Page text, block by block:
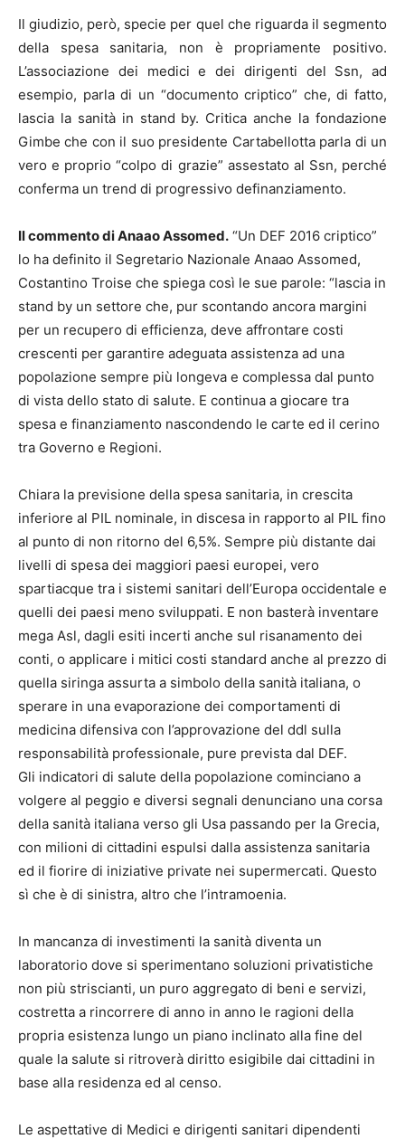
Il giudizio, però, specie per quel che riguarda il segmento
della spesa sanitaria, non è propriamente positivo.
L’associazione dei medici e dei dirigenti del Ssn, ad
esempio, parla di un “documento criptico” che, di fatto,
lascia la sanità in stand by. Critica anche la fondazione
Gimbe che con il suo presidente Cartabellotta parla di un
vero e proprio “colpo di grazie” assestato al Ssn, perché
conferma un trend di progressivo definanziamento.
Il commento di Anaao Assomed. “Un DEF 2016 criptico”
lo ha definito il Segretario Nazionale Anaao Assomed,
Costantino Troise che spiega così le sue parole: “lascia in
stand by un settore che, pur scontando ancora margini
per un recupero di efficienza, deve affrontare costi
crescenti per garantire adeguata assistenza ad una
popolazione sempre più longeva e complessa dal punto
di vista dello stato di salute. E continua a giocare tra
spesa e finanziamento nascondendo le carte ed il cerino
tra Governo e Regioni.
Chiara la previsione della spesa sanitaria, in crescita
inferiore al PIL nominale, in discesa in rapporto al PIL fino
al punto di non ritorno del 6,5%. Sempre più distante dai
livelli di spesa dei maggiori paesi europei, vero
spartiacque tra i sistemi sanitari dell’Europa occidentale e
quelli dei paesi meno sviluppati. E non basterà inventare
mega Asl, dagli esiti incerti anche sul risanamento dei
conti, o applicare i mitici costi standard anche al prezzo di
quella siringa assurta a simbolo della sanità italiana, o
sperare in una evaporazione dei comportamenti di
medicina difensiva con l’approvazione del ddl sulla
responsabilità professionale, pure prevista dal DEF.
Gli indicatori di salute della popolazione cominciano a
volgere al peggio e diversi segnali denunciano una corsa
della sanità italiana verso gli Usa passando per la Grecia,
con milioni di cittadini espulsi dalla assistenza sanitaria
ed il fiorire di iniziative private nei supermercati. Questo
sì che è di sinistra, altro che l’intramoenia.
In mancanza di investimenti la sanità diventa un
laboratorio dove si sperimentano soluzioni privatistiche
non più striscianti, un puro aggregato di beni e servizi,
costretta a rincorrere di anno in anno le ragioni della
propria esistenza lungo un piano inclinato alla fine del
quale la salute si ritroverà diritto esigibile dai cittadini in
base alla residenza ed al censo.
Le aspettative di Medici e dirigenti sanitari dipendenti